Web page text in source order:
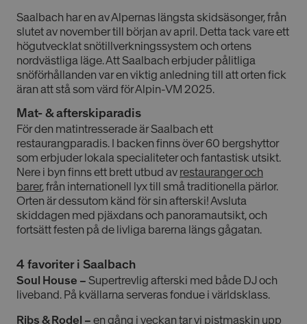
Saalbach har en av Alpernas längsta skidsäsonger, från
slutet av november till början av april. Detta tack vare ett
högutvecklat snötillverkningssystem och ortens
nordvästliga läge. Att Saalbach erbjuder pålitliga
snöförhållanden var en viktig anledning till att orten fick
äran att stå som värd för Alpin-VM 2025.
Mat- & afterskiparadis
För den matintresserade är Saalbach ett
restaurangparadis. I backen finns över 60 bergshyttor
som erbjuder lokala specialiteter och fantastisk utsikt.
Nere i byn finns ett brett utbud av restauranger och
barer, från internationell lyx till små traditionella pärlor.
Orten är dessutom känd för sin afterski! Avsluta
skiddagen med pjäxdans och panoramautsikt, och
fortsätt festen på de livliga barerna längs gågatan.
4 favoriter i Saalbach
Soul House – Supertrevlig afterski med både DJ och
liveband. På kvällarna serveras fondue i världsklass.
Ribs & Rodel – en gång i veckan tar vi pistmaskin upp